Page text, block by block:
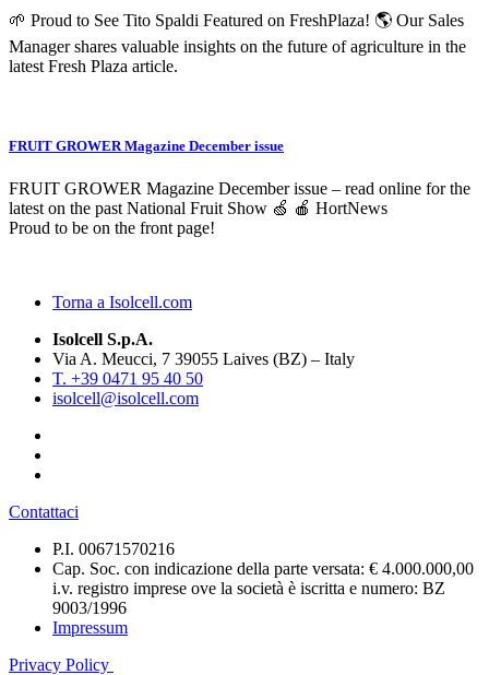
🌱 Proud to See Tito Spaldi Featured on FreshPlaza! 🌎 Our Sales
Manager shares valuable insights on the future of agriculture in the
latest Fresh Plaza article.
FRUIT GROWER Magazine December issue
FRUIT GROWER Magazine December issue – read online for the
latest on the past National Fruit Show 🍏 🍎 HortNews
Proud to be on the front page!
Torna a Isolcell.com
Isolcell S.p.A.
Via A. Meucci, 7 39055 Laives (BZ) – Italy
T. +39 0471 95 40 50
isolcell@isolcell.com
Contattaci
P.I. 00671570216
Cap. Soc. con indicazione della parte versata: € 4.000.000,00
i.v. registro imprese ove la società è iscritta e numero: BZ
9003/1996
Impressum
Privacy Policy